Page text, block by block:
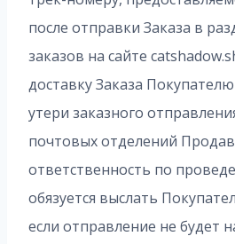
после отправки Заказа в
заказов на сайте
доставку Заказа
утери заказного
почтовых отделений
ответственность по
обязуется выслать
если отправление не будет